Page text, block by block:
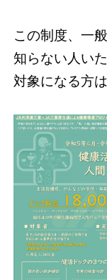
この制度、一
知らない人い
対象になる方